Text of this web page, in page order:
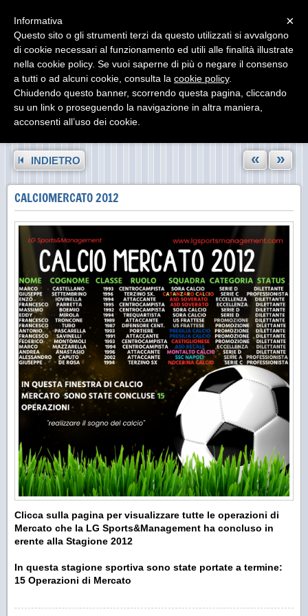
INDIETRO « »
CALCIOMERCATO 2012
Clicca sulla pagina per visualizzare tutte le operazioni di
Mercato che la LG Sports&Management ha concluso in
erente alla Stagione 2012
In questa stagione sportiva sono state portate a termine:
15 Operazioni di Mercato
×
Informativa
Questo sito o gli strumenti terzi da questo utilizzati si avvalgono
di cookie necessari al funzionamento ed utili alle finalità illustrate
nella cookie policy. Se vuoi saperne di più o negare il consenso
a tutti o ad alcuni cookie, consulta la cookie policy.
Chiudendo questo banner, scorrendo questa pagina, cliccando
su un link o proseguendo la navigazione in altra maniera,
acconsenti all’uso dei cookie.